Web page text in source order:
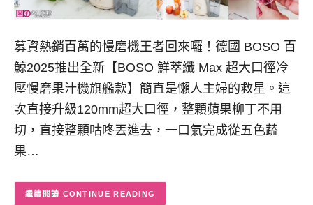
募資熱銷百萬的慢磨機王者回來囉！德國 BOSO 百
鯨2025推出全新【BOSO 鮮萃纖 Max 超大口徑冷
壓慢磨果汁機旗艦款】簡直是懶人主婦的救星。這
次直接升級120mm超大口徑，整顆蘋果柳丁不用
切，直接整顆咕咚丟進去，一口氣完成從五色蔬
果…
CONTINUE READING